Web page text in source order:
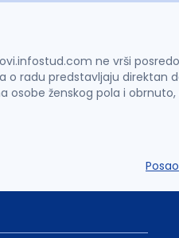
ne vrši
o radu predstavljaju direktan
osobe ženskog pola i
Posao